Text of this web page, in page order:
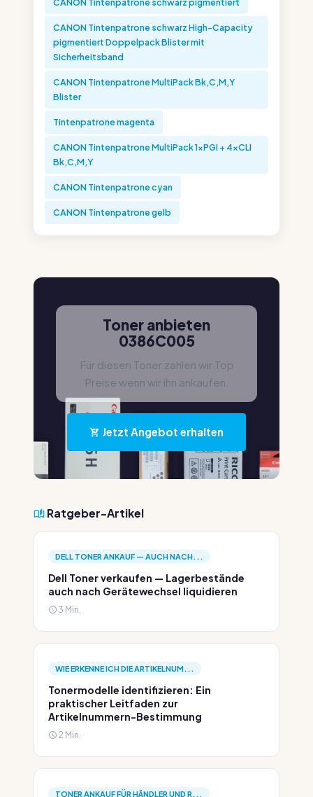
CANON Tintenpatrone schwarz High-Capacity
pigmentiert Doppelpack Blister mit
Sicherheitsband
CANON Tintenpatrone MultiPack Bk,C,M,Y
Blister
Tintenpatrone magenta
CANON Tintenpatrone MultiPack 1xPGI + 4xCLI
Bk,C,M,Y
CANON Tintenpatrone cyan
CANON Tintenpatrone gelb
Toner anbieten
0386C005
Für diesen Toner zahlen wir Top
Preise wenn wir ihn ankaufen.
Jetzt Angebot erhalten
Ratgeber-Artikel
DELL TONER ANKAUF — AUCH NACH...
Dell Toner verkaufen — Lagerbestände
auch nach Gerätewechsel liquidieren
3 Min.
WIE ERKENNE ICH DIE ARTIKELNUM...
Tonermodelle identifizieren: Ein
praktischer Leitfaden zur
Artikelnummern-Bestimmung
2 Min.
TONER ANKAUF FÜR HÄNDLER UND R...